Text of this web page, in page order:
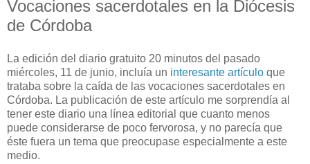
Vocaciones sacerdotales en la Diócesis
de Córdoba
La edición del diario gratuito 20 minutos del pasado
miércoles, 11 de junio, incluía un interesante artículo que
trataba sobre la caída de las vocaciones sacerdotales en
Córdoba. La publicación de este artículo me sorprendía al
tener este diario una línea editorial que cuanto menos
puede considerarse de poco fervorosa, y no parecía que
éste fuera un tema que preocupase especialmente a este
medio.